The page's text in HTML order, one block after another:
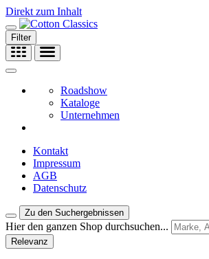
Direkt zum Inhalt
Filter
Roadshow
Kataloge
Unternehmen
Kontakt
Impressum
AGB
Datenschutz
Zu den Suchergebnissen
Hier den ganzen Shop durchsuchen...
Relevanz